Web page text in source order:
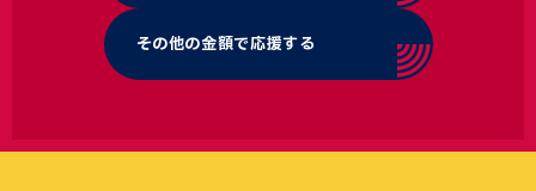
その他の金額で応援する